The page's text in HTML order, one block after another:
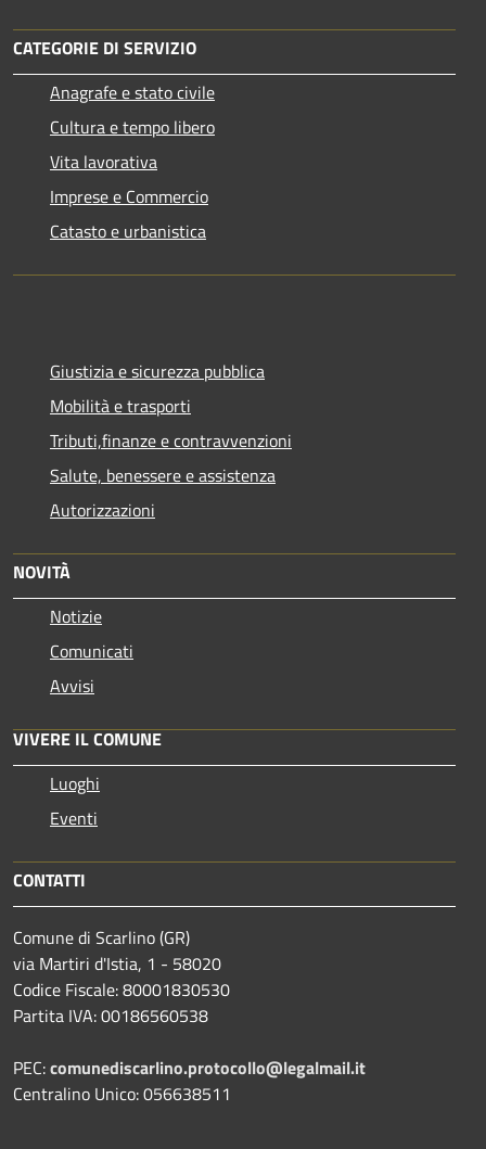
CATEGORIE DI SERVIZIO
Anagrafe e stato civile
Cultura e tempo libero
Vita lavorativa
Imprese e Commercio
Catasto e urbanistica
Giustizia e sicurezza pubblica
Mobilità e trasporti
Tributi,finanze e contravvenzioni
Salute, benessere e assistenza
Autorizzazioni
NOVITÀ
Notizie
Comunicati
Avvisi
VIVERE IL COMUNE
Luoghi
Eventi
CONTATTI
Comune di Scarlino (GR)
via Martiri d'Istia, 1 - 58020
Codice Fiscale: 80001830530
Partita IVA: 00186560538
PEC:comunediscarlino.protocollo@legalmail.it
Centralino Unico: 056638511